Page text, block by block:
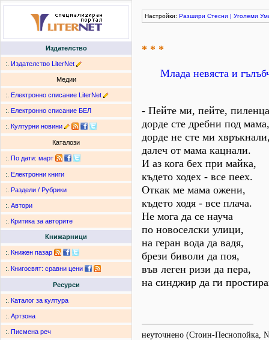
Издателство
:. Издателство LiterNet
Медии
:. Електронно списание LiterNet
:. Електронно списание БЕЛ
:. Културни новини
Каталози
:. По дати: март
:. Електронни книги
:. Раздели / Рубрики
:. Автори
:. Критика за авторите
Книжарници
:. Книжен пазар
:. Книгосвят: сравни цени
Ресурси
:. Каталог за култура
:. Артзона
:. Писмена реч
Настройки: Разшири Стесни | Уголеми
* * *
Млада невяста и
- Пейте ми, пейте,
дорде сте дребни под мама,
дорде не сте ми
далеч от мама кацнали.
И аз кога бех при майка,
където ходех - все пеех.
Откак ме мама ожени,
където ходя - все плача.
Не мога да се науча
по новоселски улици,
на геран вода да вадя,
брези биволи да поя,
във леген ризи да пера,
на синджир да ги
неуточнено (Стоин-